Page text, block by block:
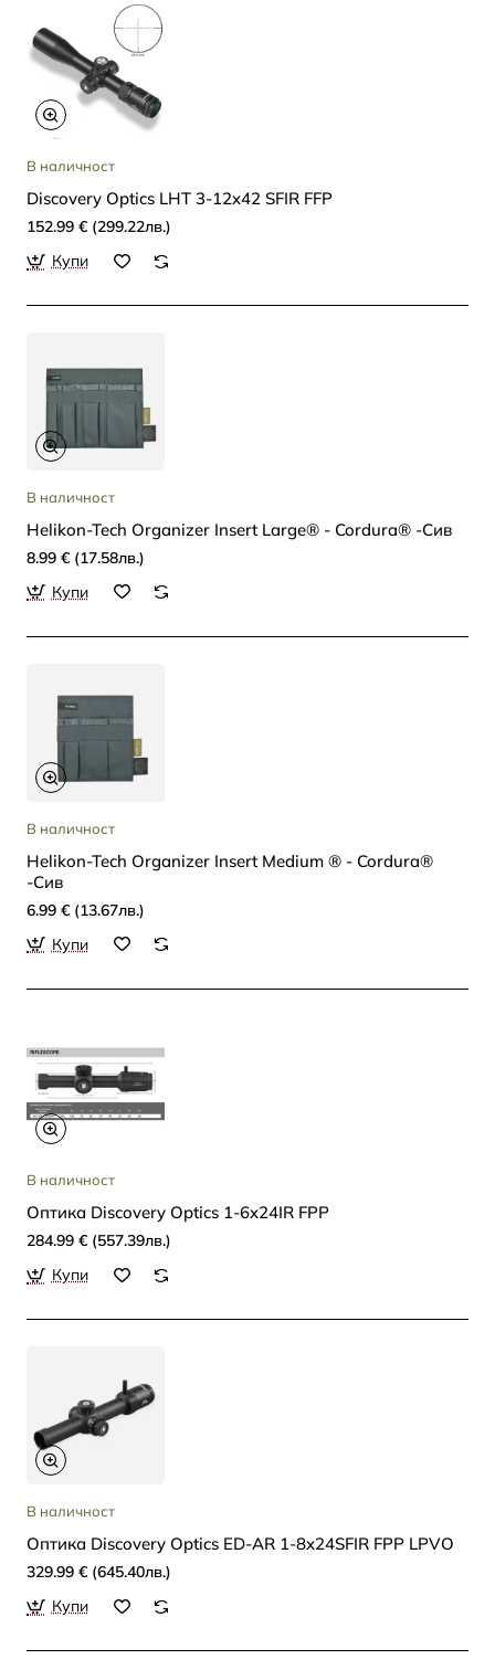
В наличност
Discovery Optics LHT 3-12x42 SFIR FFP
152.99 € (299.22лв.)
Купи
В наличност
Helikon-Tech Organizer Insert Large® - Cordura® -Сив
8.99 € (17.58лв.)
Купи
В наличност
Helikon-Tech Organizer Insert Medium ® - Cordura®
-Сив
6.99 € (13.67лв.)
Купи
В наличност
Oптика Discovery Optics 1-6x24IR FPP
284.99 € (557.39лв.)
Купи
В наличност
Oптика Discovery Optics ED-AR 1-8x24SFIR FPP LPVO
329.99 € (645.40лв.)
Купи